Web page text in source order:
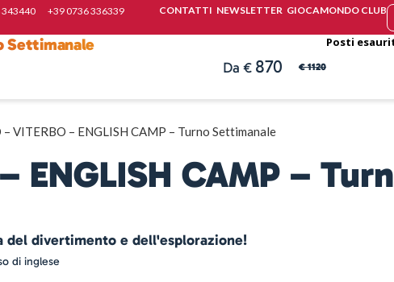
343440 +39 0736 336339 CONTATTI NEWSLETTER GIOCAMONDO CLUB
Settimanale
870 1120
Posti
– VITERBO – ENGLISH CAMP – Turno Settimanale
ENGLISH CAMP –
del divertimento e dell'esplorazione!
di inglese